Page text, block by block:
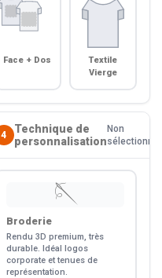
Face + Dos
Textile
Vierge
4
Technique de
personnalisation
Non
sélectionné
🪡
Broderie
Rendu 3D premium, très
durable. Idéal logos
corporate et tenues de
représentation.